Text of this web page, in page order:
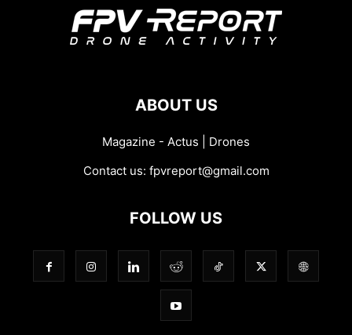
ABOUT US
Magazine - Actus | Drones
Contact us: fpvreport@gmail.com
FOLLOW US